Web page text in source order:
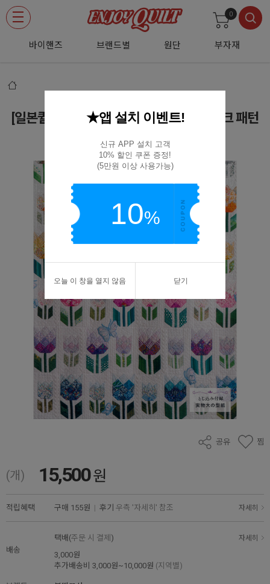
바이핸즈 브랜드별 원단 부자재
0
[일본퀼트서적] 퀼트에 피어나는 꽃 패치워크 패턴
부띠끄사 LBS8741
공유 찜
(개) 15,500원
적립혜택 구매 155원 | 후기 우측 '자세히' 참조 자세히
배송
택배(주문 시 결제 ) 자세히
3,000원
추가배송비 3,000원~10,000원 (지역별)
★앱 설치 이벤트!
신규 APP 설치 고객
10% 할인 쿠폰 증정!
(5만원 이상 사용가능)
10%
오늘 이 창을 열지 않음 닫기